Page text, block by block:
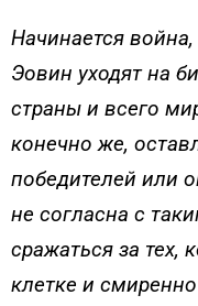
Начинается
Эовин уходят на
страны и всего
конечно же,
победителей или
не согласна с
сражаться за тех,
клетке и